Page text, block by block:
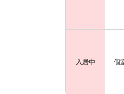
入居中 個